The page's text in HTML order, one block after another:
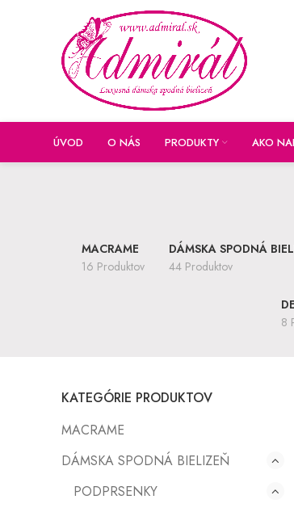
ÚVOD O NÁS PRODUKTY AKO
MACRAME
16 Produktov
DÁMSKA SPODNÁ
44 Produktov
8
KATEGÓRIE PRODUKTOV
MACRAME
DÁMSKA SPODNÁ BIELIZEŇ
PODPRSENKY